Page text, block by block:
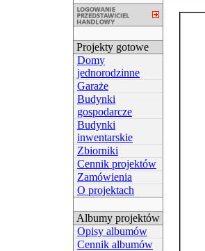
Projekty gotowe
Domy
jednorodzinne
Garaże
Budynki
gospodarcze
Budynki
inwentarskie
Zbiorniki
Cennik projektów
Zamówienia
O projektach
Albumy projektów
Opisy albumów
Cennik albumów